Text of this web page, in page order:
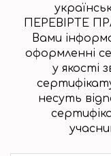
ПЕРЕВІРТЕ
Вами
оформленні
у якості
несуть